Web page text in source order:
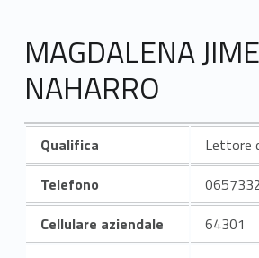
MAGDALENA
NAHARRO
Qualifica
Lettore
Telefono
Cellulare aziendale
64301